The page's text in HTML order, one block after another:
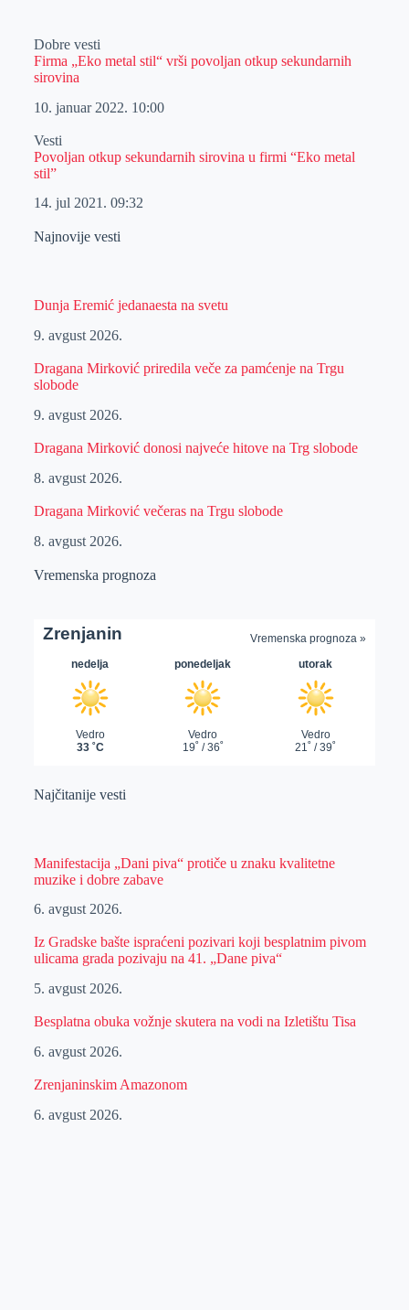
Dobre vesti
Firma „Eko metal stil“ vrši povoljan otkup sekundarnih
sirovina
10. januar 2022. 10:00
Vesti
Povoljan otkup sekundarnih sirovina u firmi “Eko metal
stil”
14. jul 2021. 09:32
Najnovije vesti
Dunja Eremić jedanaesta na svetu
9. avgust 2026.
Dragana Mirković priredila veče za pamćenje na Trgu
slobode
9. avgust 2026.
Dragana Mirković donosi najveće hitove na Trg slobode
8. avgust 2026.
Dragana Mirković večeras na Trgu slobode
8. avgust 2026.
Vremenska prognoza
Najčitanije vesti
Manifestacija „Dani piva“ protiče u znaku kvalitetne
muzike i dobre zabave
6. avgust 2026.
Iz Gradske bašte ispraćeni pozivari koji besplatnim pivom
ulicama grada pozivaju na 41. „Dane piva“
5. avgust 2026.
Besplatna obuka vožnje skutera na vodi na Izletištu Tisa
6. avgust 2026.
Zrenjaninskim Amazonom
6. avgust 2026.